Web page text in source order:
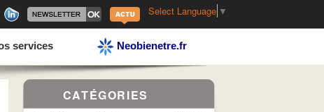
Select Language ▼
services Neobienetre.fr
CATÉGORIES